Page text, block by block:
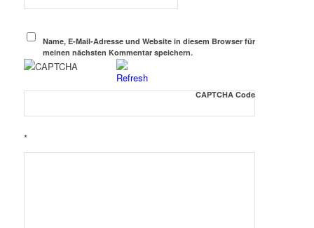
Name, E-Mail-Adresse und Website in diesem Browser für
meinen nächsten Kommentar speichern.
CAPTCHA Code
*